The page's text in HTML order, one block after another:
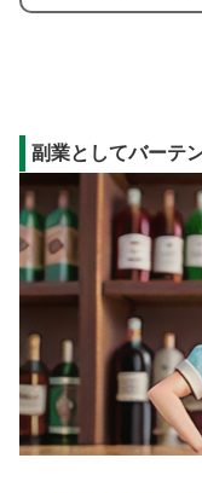
副業としてバーテ